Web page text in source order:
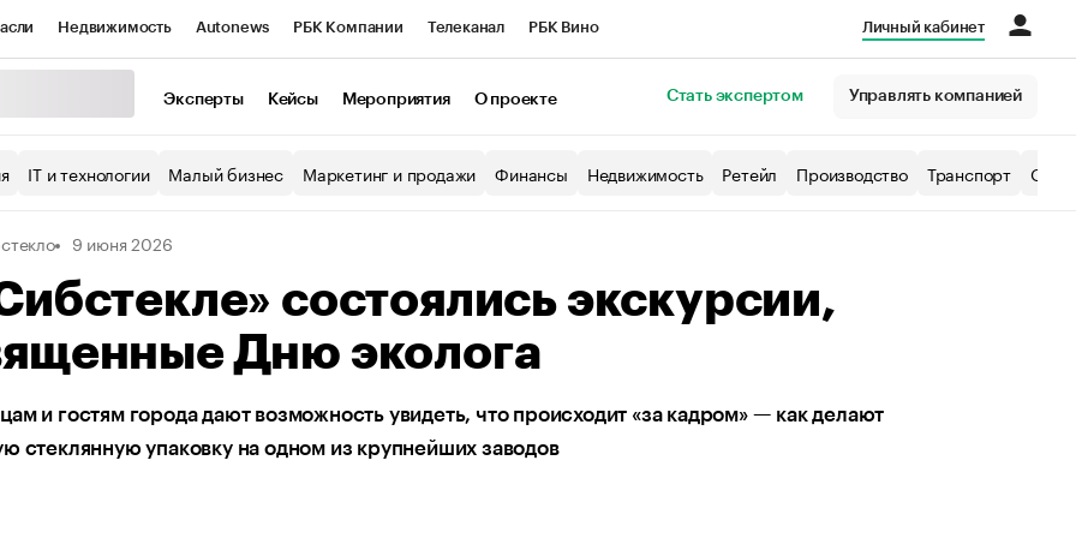
Недвижимость Autonews РБК Компании Телеканал РБК Вино
Экономика Бизнес
Личный кабинет
Эксперты Кейсы Мероприятия О проекте Стать экспертом Управлять компанией
IT и технологии Малый бизнес Маркетинг и продажи Финансы Недвижимость Ретейл Производство Транспорт
9 июня 2026
состоялись экскурсии,
Дню эколога
и гостям города дают возможность увидеть, что происходит «за кадром» — как делают
стеклянную упаковку на одном из крупнейших заводов